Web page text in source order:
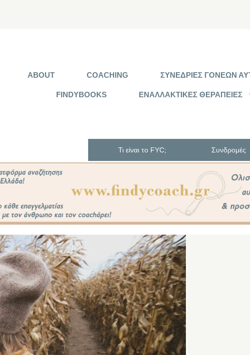
ABOUT COACHING ΣΥΝΕΔΡΙΕΣ ΓΟΝΕΩΝ
FINDYBOOKS ΕΝΑΛΛΑΚΤΙΚΕΣ ΘΕΡΑΠΕΙΕΣ
Τι είναι το FYC; Συνδρομές